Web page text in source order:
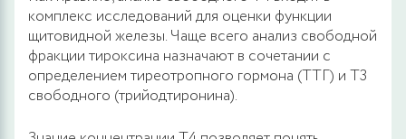
комплекс исследований для оценки функции
щитовидной железы. Чаще всего анализ свободной
фракции тироксина назначают в сочетании с
определением тиреотропного гормона (ТТГ) и Т3
свободного (трийодтиронина).